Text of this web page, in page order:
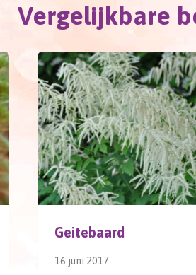
Vergelijkbare
Geitebaard
16 juni 2017